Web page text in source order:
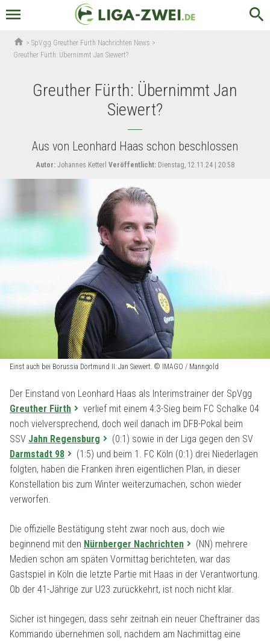
menu search
home >SpVgg Greuther Fürth Nachrichten News >
Greuther Fürth: Übernimmt Jan Siewert?
Greuther Fürth: Übernimmt Jan
Siewert?
Aus von Leonhard Haas schon beschlossen
Autor:Johannes Ketterl Veröffentlicht:Dienstag, 12.11.24 | 20:58
Einst auch bei Borussia Dortmund II: Jan Siewert. © IMAGO / Manngold
Der Einstand von Leonhard Haas als Interimstrainer der SpVgg
Greuther Fürth
verlief mit einem 4:3-Sieg beim FC Schalke 04
noch vielversprechend, doch weil danach im DFB-Pokal beim
SSV Jahn Regensburg
(0:1) sowie in der Liga gegen den SV
Darmstadt 98
(1:5) und beim 1. FC Köln (0:1) drei Niederlagen
folgten, haben die Franken ihren eigentlichen Plan, in dieser
Konstellation bis zum Winter weiterzumachen, schon wieder
verworfen.
Die offizielle Bestätigung steht zwar noch aus, doch wie
beginnend mit den Nürnberger Nachrichten
(NN) mehrere
Medien schon am späten Vormittag berichteten, war das
Gastspiel in Köln die letzte Partie mit Haas in der Verantwortung.
Ob der 41-Jährige zur U23 zurückkehrt, ist noch nicht klar.
Sicher ist hingegen, dass sehr zeitnah ein neuer Cheftrainer das
Kommando übernehmen soll, nachdem am Nachmittag eine